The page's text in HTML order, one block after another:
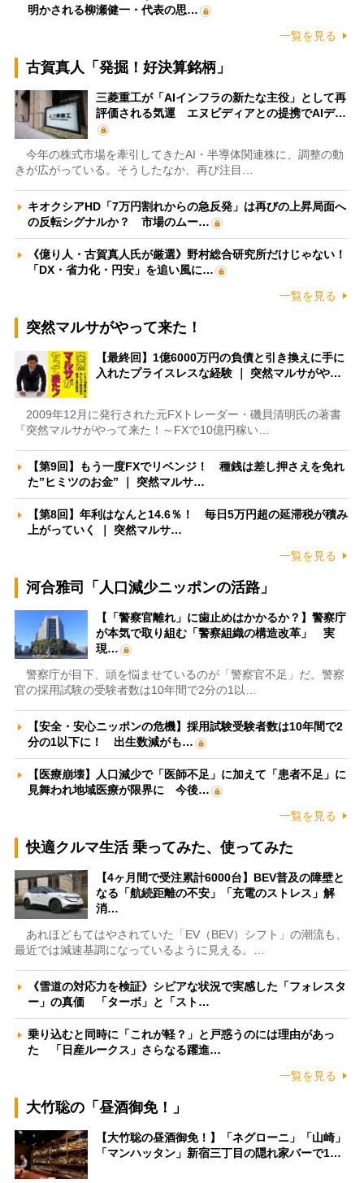
明かされる柳瀬健一・代表の思…
一覧を見る
古賀真人「発掘！好決算銘柄」
三菱重工が「AIインフラの新たな主役」として再
評価される気運 エヌビディアとの提携でAIデ…
今年の株式市場を牽引してきたAI・半導体関連株に、調整の動
きが広がっている。そうしたなか、再び注目…
キオクシアHD「7万円割れからの急反発」は再びの上昇局面へ
の反転シグナルか？ 市場のムー…
《億り人・古賀真人氏が厳選》野村総合研究所だけじゃない！
「DX・省力化・円安」を追い風に…
一覧を見る
突然マルサがやって来た！
【最終回】1億6000万円の負債と引き換えに手に
入れたプライスレスな経験 ｜ 突然マルサがや…
2009年12月に発行された元FXトレーダー・磯貝清明氏の著書
『突然マルサがやって来た！～FXで10億円稼い…
【第9回】もう一度FXでリベンジ！ 種銭は差し押さえを免れ
た”ヒミツのお金” ｜ 突然マルサ…
【第8回】年利はなんと14.6％！ 毎日5万円超の延滞税が積み
上がっていく ｜ 突然マルサ…
一覧を見る
河合雅司「人口減少ニッポンの活路」
【「警察官離れ」に歯止めはかかるか？】警察庁
が本気で取り組む「警察組織の構造改革」 実
現…
警察庁が目下、頭を悩ませているのが「警察官不足」だ。警察
官の採用試験の受験者数は10年間で2分の1以…
【安全・安心ニッポンの危機】採用試験受験者数は10年間で2
分の1以下に！ 出生数減がも…
【医療崩壊】人口減少で「医師不足」に加えて「患者不足」に
見舞われ地域医療が限界に 今後…
一覧を見る
快適クルマ生活 乗ってみた、使ってみた
【4ヶ月間で受注累計6000台】BEV普及の障壁と
なる「航続距離の不安」「充電のストレス」解
消…
あれほどもてはやされていた「EV（BEV）シフト」の潮流も、
最近では減速基調になっているように見える。…
《雪道の対応力を検証》シビアな状況で実感した「フォレスタ
ー」の真価 「ターボ」と「スト…
乗り込むと同時に「これが軽？」と戸惑うのには理由があっ
た 「日産ルークス」さらなる躍進…
一覧を見る
大竹聡の「昼酒御免！」
【大竹聡の昼酒御免！】「ネグローニ」「山崎」
「マンハッタン」新宿三丁目の隠れ家バーで1…